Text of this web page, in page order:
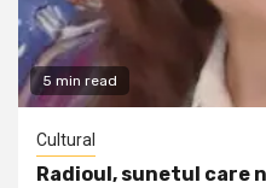
5 min read
Cultural
Radioul, sunetul care